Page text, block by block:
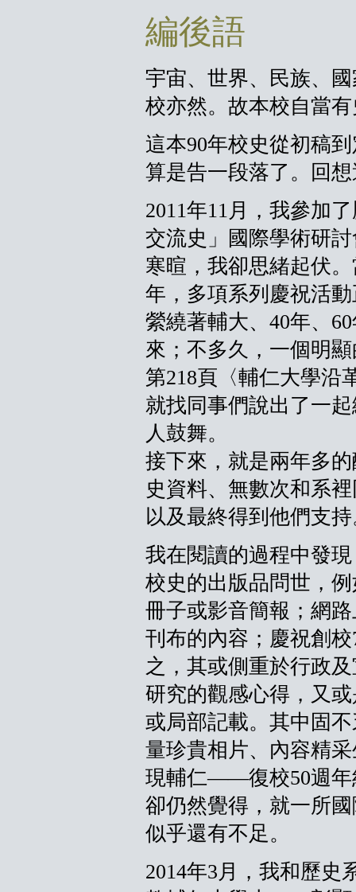
編後語
宇宙、世界、民族、
校亦然。故本校自當
這本90年校史從初稿
算是告一段落了。回
2011年11月，我參加
交流史」國際學術研
寒暄，我卻思緒起伏
年，多項系列慶祝活
縈繞著輔大、40年、
來；不多久，一個明
第218頁〈輔仁大學沿
就找同事們說出了一
人鼓舞。
接下來，就是兩年多
史資料、無數次和系
以及最終得到他們支
我在閱讀的過程中發
校史的出版品問世，
冊子或影音簡報；網
刊布的內容；慶祝創
之，其或側重於行政
研究的觀感心得，又
或局部記載。其中固
量珍貴相片、內容精
現輔仁——復校50週年
卻仍然覺得，就一所
似乎還有不足。
2014年3月，我和歷史